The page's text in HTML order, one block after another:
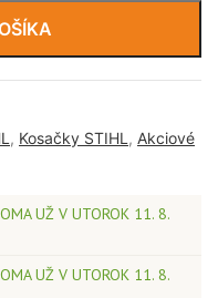
, Kosačky STIHL, Akciové
UŽ V UTOROK 11. 8.
UŽ V UTOROK 11. 8.